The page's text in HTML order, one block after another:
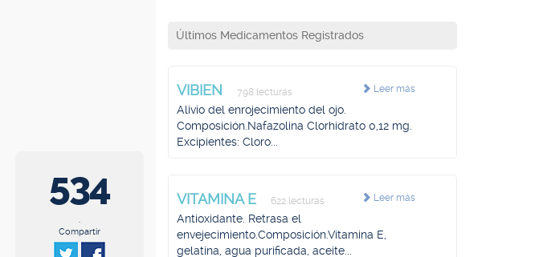
534
.
Compartir
Últimos Medicamentos Registrados
Leer más
VIBIEN 798 lecturas
Alivio del enrojecimiento del ojo.
Composición.Nafazolina Clorhidrato 0,12 mg.
Excipientes: Cloro...
Leer más
VITAMINA E 622 lecturas
Antioxidante. Retrasa el
envejecimiento.Composición.Vitamina E,
gelatina, agua purificada, aceite...